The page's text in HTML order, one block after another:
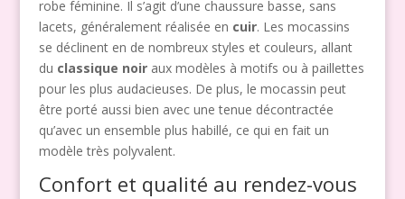
robe féminine. Il s’agit d’une chaussure basse, sans
lacets, généralement réalisée en cuir. Les mocassins
se déclinent en de nombreux styles et couleurs, allant
du classique noiraux modèles à motifs ou à paillettes
pour les plus audacieuses. De plus, le mocassin peut
être porté aussi bien avec une tenue décontractée
qu’avec un ensemble plus habillé, ce qui en fait un
modèle très polyvalent.
Confort et qualité au rendez-vous